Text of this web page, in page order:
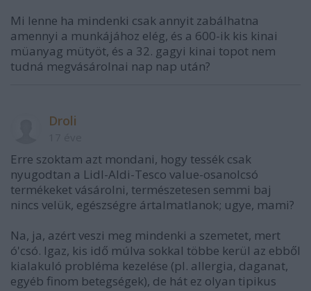
Mi lenne ha mindenki csak annyit zabálhatna
amennyi a munkájához elég, és a 600-ik kis kinai
müanyag mütyöt, és a 32. gagyi kinai topot nem
tudná megvásárolnai nap nap után?
Droli
Erre szoktam azt mondani, hogy tessék csak
nyugodtan a Lidl-Aldi-Tesco value-osanolcsó
termékeket vásárolni, természetesen semmi baj
nincs velük, egészségre ártalmatlanok; ugye, mami?
Na, ja, azért veszi meg mindenki a szemetet, mert
ó'csó. Igaz, kis idő múlva sokkal többe kerül az ebből
kialakuló probléma kezelése (pl. allergia, daganat,
egyéb finom betegségek), de hát ez olyan tipikus